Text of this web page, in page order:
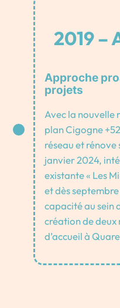
2019 –
Approche
projets
Avec la nouvelle
plan Cigogne
réseau et rénove
janvier 2024,
existante « Les
et dès
capacité au sein
création de deux
d’accueil à